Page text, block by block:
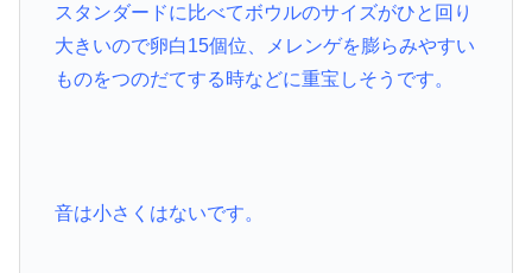
スタンダードに比べてボウルのサイズがひと回り
大きいので卵白15個位、メレンゲを膨らみやすい
ものをつのだてする時などに重宝しそうです。
音は小さくはないです。